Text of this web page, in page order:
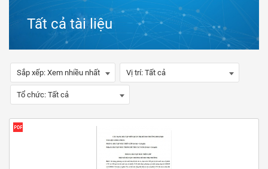
Tất cả tài liệu
Sắp xếp: Xem nhiều nhất Vị trí: Tất cả
Tổ chức: Tất cả